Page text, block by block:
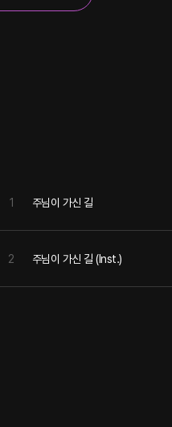
1 주님이 가신 길
2 주님이 가신 길 (Inst.)